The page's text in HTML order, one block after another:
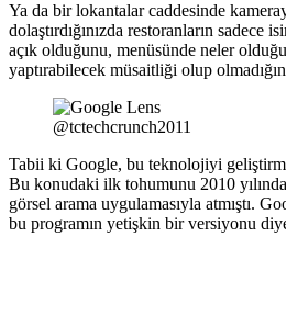
Ya da bir lokantalar caddesinde
dolaştırdığınızda restoranların sadece
açık olduğunu, menüsünde neler
yaptırabilecek müsaitliği olup
@tctechcrunch2011
Tabii ki Google, bu teknolojiyi
Bu konudaki ilk tohumunu 2010
görsel arama uygulamasıyla atmıştı.
bu programın yetişkin bir versiyonu